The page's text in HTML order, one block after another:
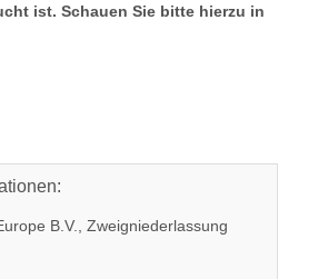
ist. Schauen Sie bitte hierzu in
B.V., Zweigniederlassung